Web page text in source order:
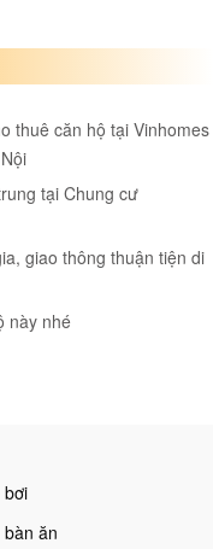
thuê căn hộ tại Vinhomes
tại Chung cư
giao thông thuận tiện di
này nhé
bơi
bàn ăn